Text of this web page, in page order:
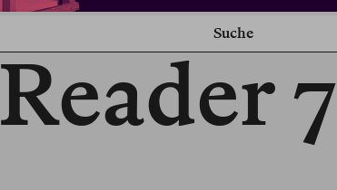
Suche
Reader 7